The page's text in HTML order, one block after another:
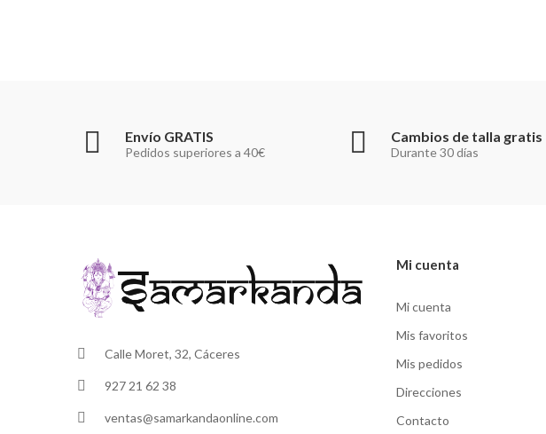
Envío GRATIS
Pedidos superiores a 40€
Cambios de talla gratis
Durante 30 días
Calle Moret, 32, Cáceres
927 21 62 38
ventas@samarkandaonline.com
Mi cuenta
Mi cuenta
Mis favoritos
Mis pedidos
Direcciones
Contacto